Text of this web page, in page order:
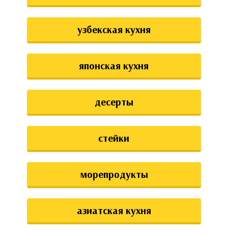
узбекская кухня
японская кухня
десерты
стейки
морепродукты
азиатская кухня